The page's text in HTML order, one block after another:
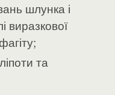
шлунка і
виразкової
та